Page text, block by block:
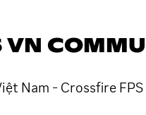
VN
Nam - Crossfire